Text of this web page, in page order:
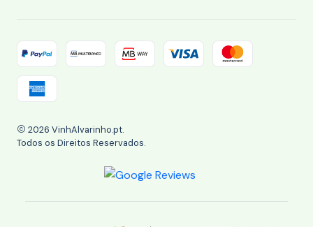
2026 VinhAlvarinho.pt.
Todos os Direitos Reservados.